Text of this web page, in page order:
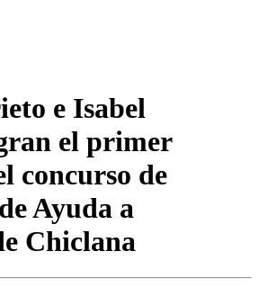
e Isabel
el primer
concurso de
Ayuda a
Chiclana